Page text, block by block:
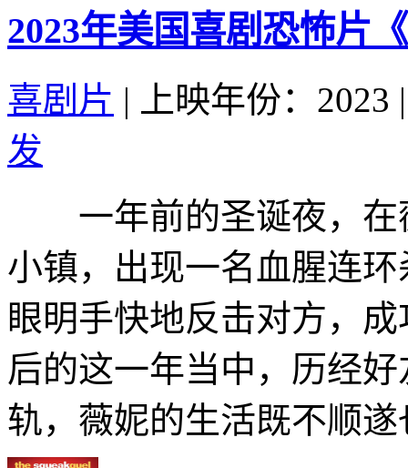
2023年美国喜剧恐怖片
喜剧片 | 上映年份：2023 |
发
一年前的圣诞夜，在
小镇，出现一名血腥连
眼明手快地反击对方，
后的这一年当中，历经
轨，薇妮的生活既不顺